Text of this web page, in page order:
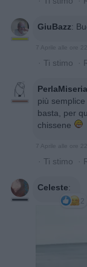
GiuBazz:
7 Aprile alle ore
· Ti stimo ·
PerlaMiseria
più
basta, per
chissene
7 Aprile alle ore
· Ti stimo ·
Celeste:
2